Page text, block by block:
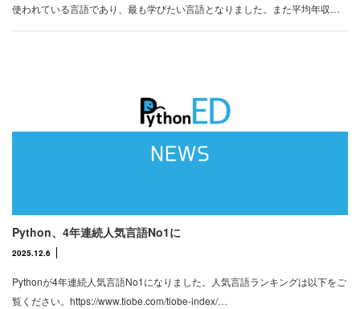
使われている言語であり、最も学びたい言語となりました。また平均年収…
Python、4年連続人気言語No1に
2025.12.6
Pythonが4年連続人気言語No1になりました。人気言語ランキングは以下をご
覧ください。https://www.tiobe.com/tiobe-index/…